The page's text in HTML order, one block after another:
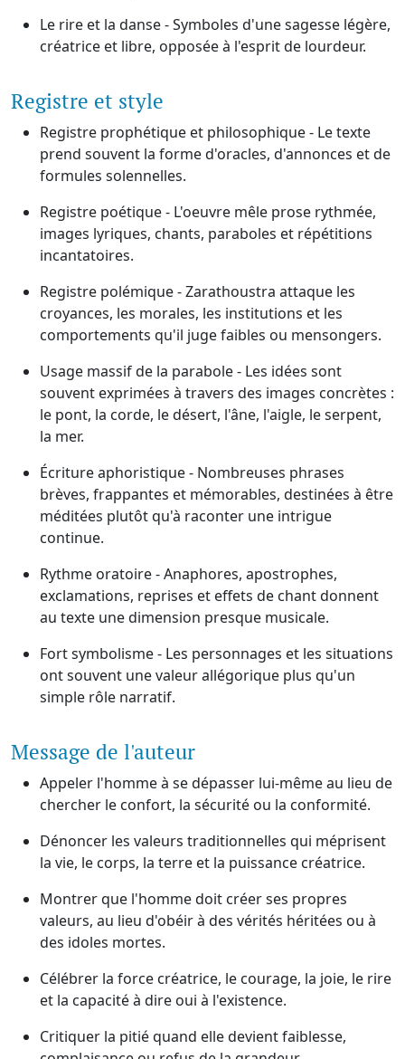
Le rire et la danse - Symboles d'une sagesse légère,
créatrice et libre, opposée à l'esprit de lourdeur.
Registre et style
Registre prophétique et philosophique - Le texte
prend souvent la forme d'oracles, d'annonces et de
formules solennelles.
Registre poétique - L'oeuvre mêle prose rythmée,
images lyriques, chants, paraboles et répétitions
incantatoires.
Registre polémique - Zarathoustra attaque les
croyances, les morales, les institutions et les
comportements qu'il juge faibles ou mensongers.
Usage massif de la parabole - Les idées sont
souvent exprimées à travers des images concrètes :
le pont, la corde, le désert, l'âne, l'aigle, le serpent,
la mer.
Écriture aphoristique - Nombreuses phrases
brèves, frappantes et mémorables, destinées à être
méditées plutôt qu'à raconter une intrigue
continue.
Rythme oratoire - Anaphores, apostrophes,
exclamations, reprises et effets de chant donnent
au texte une dimension presque musicale.
Fort symbolisme - Les personnages et les situations
ont souvent une valeur allégorique plus qu'un
simple rôle narratif.
Message de l'auteur
Appeler l'homme à se dépasser lui-même au lieu de
chercher le confort, la sécurité ou la conformité.
Dénoncer les valeurs traditionnelles qui méprisent
la vie, le corps, la terre et la puissance créatrice.
Montrer que l'homme doit créer ses propres
valeurs, au lieu d'obéir à des vérités héritées ou à
des idoles mortes.
Célébrer la force créatrice, le courage, la joie, le rire
et la capacité à dire oui à l'existence.
Critiquer la pitié quand elle devient faiblesse,